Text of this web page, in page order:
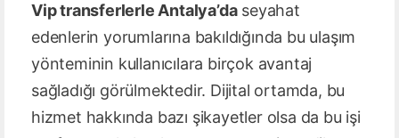
Vip transferlerle Antalya’daseyahat
edenlerin yorumlarına bakıldığında bu ulaşım
yönteminin kullanıcılara birçok avantaj
sağladığı görülmektedir. Dijital ortamda, bu
hizmet hakkında bazı şikayetler olsa da bu işi